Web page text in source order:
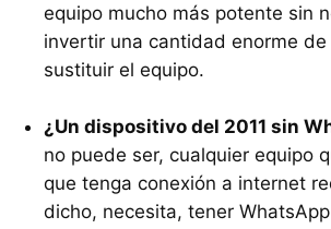
equipo mucho más potente sin
invertir una cantidad enorme
sustituir el equipo.
¿Un dispositivo del 2011 sin
no puede ser, cualquier equipo
que tenga conexión a internet
dicho, necesita, tener